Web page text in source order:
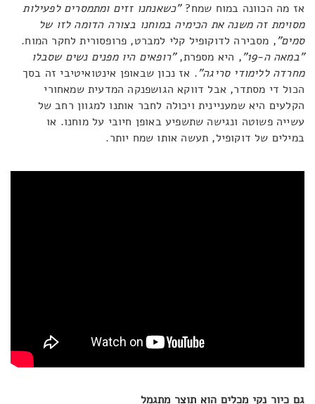
אז מה הכוונה במוח שמח?"כשאנחנו זזים ומתמסרים לפעילות
מסוימת זה משנה את הכימיה במוחנו בצורה הדומה לזו של
סמים", מסבירה לדוקופיל קלי למברט, פרופסורית לחקר המוח.
"במאה ה-19"
, היא מספרת,"רופאים היו מפנים נשים שסבלו
מחרדה ללימודי סריגה". אז נכון שבאופן אינטואיטיבי זה בסך
הכול די מסתדר, אבל דווקא הגושפנקה המדעית שמאחורי
הקלעים היא שמעניינית ויכולה לחבר אותנו למגוון רחב של
עשייה פשוטה ונגישה שתשפיע באופן חיובי על מוחנו. או
במילים של דוקופיל, תעשה אותו שמח יותר.
גם כיור נקי מכלים הוא תוצר מתגמל